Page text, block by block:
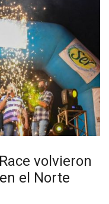
volvieron
el Norte